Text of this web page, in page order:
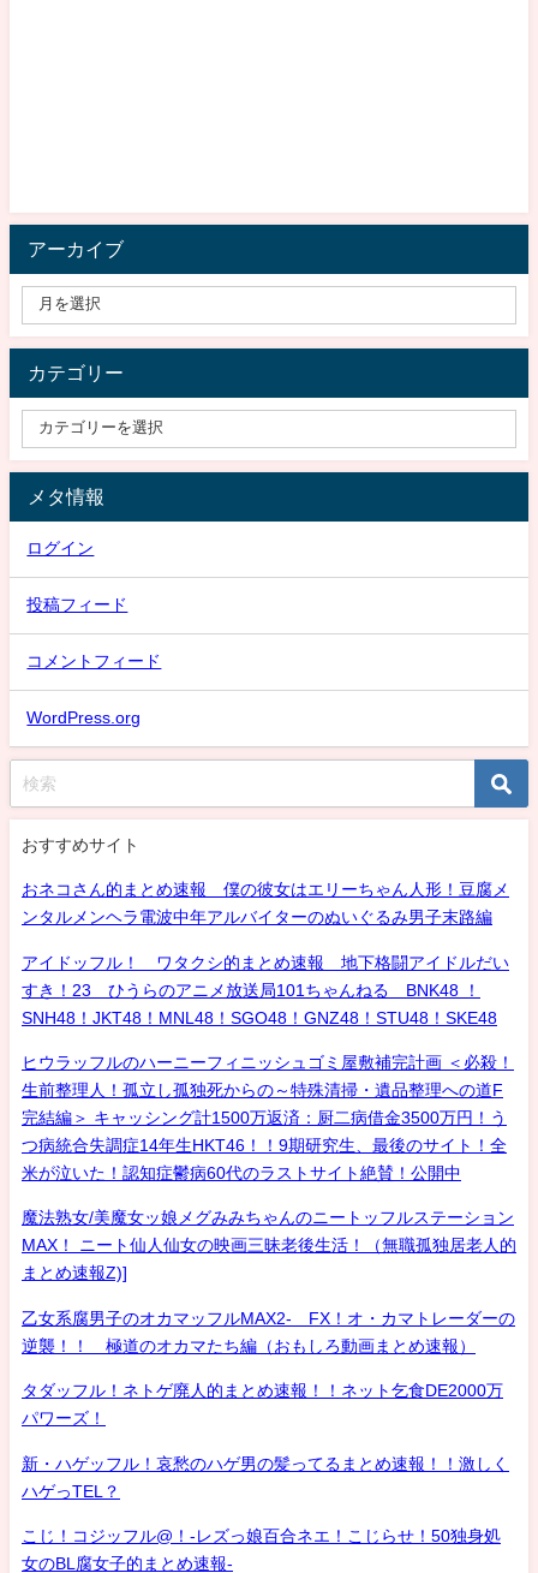
アーカイブ
カテゴリー
メタ情報
ログイン
投稿フィード
コメントフィード
WordPress.org
おすすめサイト
おネコさん的まとめ速報 僕の彼女はエリーちゃん人形！豆腐メ
ンタルメンヘラ電波中年アルバイターのぬいぐるみ男子末路編
アイドッフル！ ワタクシ的まとめ速報 地下格闘アイドルだい
すき！23 ひうらのアニメ放送局101ちゃんねる BNK48 ！
SNH48！JKT48！MNL48！SGO48！GNZ48！STU48！SKE48
ヒウラッフルのハーニーフィニッシュゴミ屋敷補完計画 ＜必殺！
生前整理人！孤立し孤独死からの～特殊清掃・遺品整理への道F
完結編＞ キャッシング計1500万返済：厨二病借金3500万円！う
つ病統合失調症14年生HKT46！！9期研究生、最後のサイト！全
米が泣いた！認知症鬱病60代のラストサイト絶賛！公開中
魔法熟女/美魔女ッ娘メグみみちゃんのニートッフルステーション
MAX！ ニート仙人仙女の映画三昧老後生活！（無職孤独居老人的
まとめ速報Z)]
乙女系腐男子のオカマッフルMAX2- FX！オ・カマトレーダーの
逆襲！！ 極道のオカマたち編（おもしろ動画まとめ速報）
タダッフル！ネトゲ廃人的まとめ速報！！ネット乞食DE2000万
パワーズ！
新・ハゲッフル！哀愁のハゲ男の髪ってるまとめ速報！！激しく
ハゲっTEL？
こじ！コジッフル@！-レズっ娘百合ネエ！こじらせ！50独身処
女のBL腐女子的まとめ速報-